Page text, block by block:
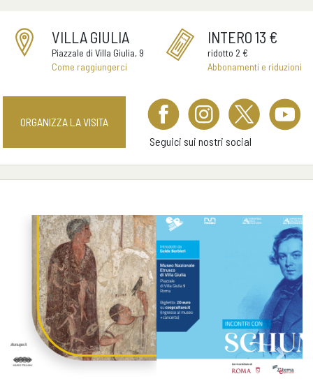
VILLA GIULIA
Piazzale di Villa Giulia, 9
Come raggiungerci
INTERO 13 €
ridotto 2 €
Abbonamenti e riduzioni
ORGANIZZA LA VISITA
Seguici sui nostri social
Previous Next